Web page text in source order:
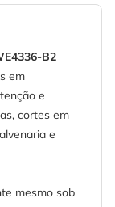
B2
em
e
cortes em
e
mesmo sob